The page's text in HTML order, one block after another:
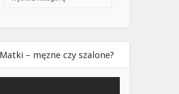
Matki – męzne czy szalone?